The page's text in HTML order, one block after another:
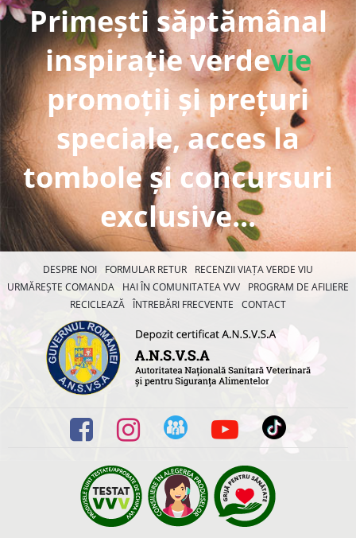
Primești săptămânal
inspirație verdevie
promoții și prețuri
speciale, acces la
tombole și concursuri
exclusive...
DESPRE NOI FORMULAR RETUR
RECENZII VIAȚA VERDE VIU
URMĂREȘTE COMANDA
HAI ÎN COMUNITATEA VVV
PROGRAM DE AFILIERE
RECICLEAZĂ ÎNTREBĂRI FRECVENTE CONTACT